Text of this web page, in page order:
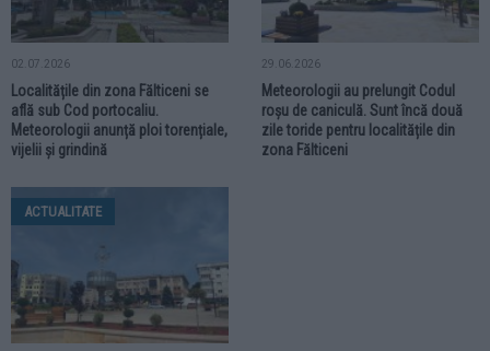
02.07.2026
Localitățile din zona Fălticeni se
află sub Cod portocaliu.
Meteorologii anunță ploi torențiale,
vijelii și grindină
29.06.2026
Meteorologii au prelungit Codul
roșu de caniculă. Sunt încă două
zile toride pentru localitățile din
zona Fălticeni
ACTUALITATE